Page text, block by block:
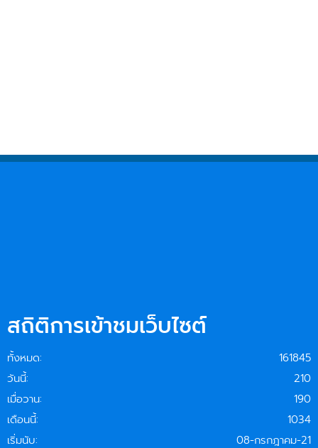
สถิติการเข้าชมเว็บไซต์
161845
ทั้งหมด:
210
วันนี้:
190
เมื่อวาน:
1034
เดือนนี้:
08-กรกฎาคม-21
เริ่มนับ: